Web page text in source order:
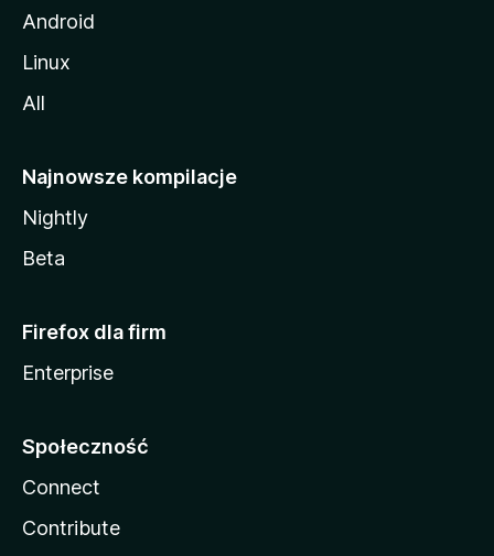
Android
Linux
All
Najnowsze kompilacje
Nightly
Beta
Firefox dla firm
Enterprise
Społeczność
Connect
Contribute